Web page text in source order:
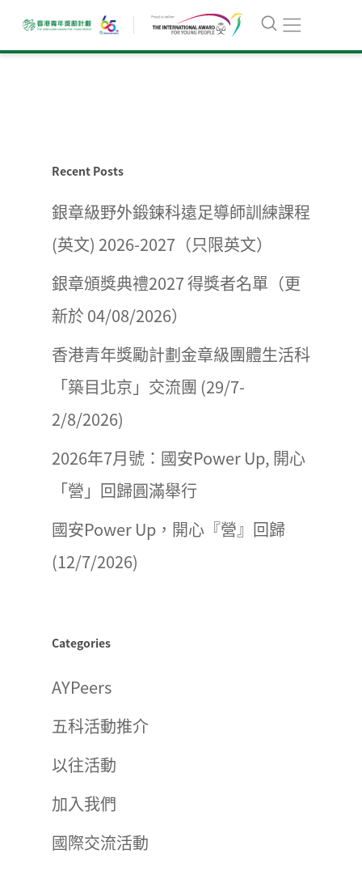
Recent Posts
銀章級野外鍛鍊科遠足導師訓練課程
(英文) 2026-2027（只限英文）
銀章頒獎典禮2027 得獎者名單（更
新於 04/08/2026）
香港青年獎勵計劃金章級團體生活科
「築目北京」交流團 (29/7-
2/8/2026)
2026年7月號：國安Power Up, 開心
「營」回歸圓滿舉行
國安Power Up，開心『營』回歸
(12/7/2026)
Categories
AYPeers
五科活動推介
以往活動
加入我們
國際交流活動